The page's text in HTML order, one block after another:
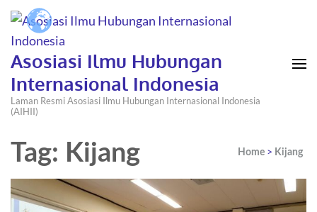
Asosiasi Ilmu Hubungan
Internasional Indonesia
Laman Resmi Asosiasi Ilmu Hubungan Internasional Indonesia
(AIHII)
Tag: Kijang Home > Kijang